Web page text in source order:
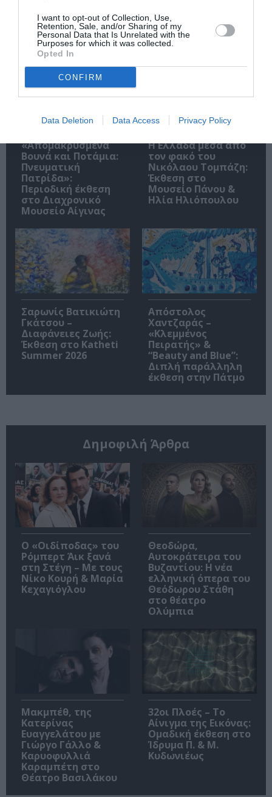
I want to opt-out of Collection, Use,
Retention, Sale, and/or Sharing of my
Personal Data that Is Unrelated with the
Purposes for which it was collected.
Opted In
CONFIRM
Data Deletion Data Access Privacy Policy
Σχετικά Άρθρα
«Απομακρυσμένα
Βουνά και Ποτάμια:
Πνευματική
Πατρίδα»:
Περιοδική έκθεση
στο Διαχρονικό
Μουσείο Αίγινας
Η Ελλάδα μέσα από
τον φακό του
Νικόλαου Τομπάζη:
Έκθεση στο
Μουσείο Πάνου &
Ηλία Ηλιόπουλου
Σαρωνίς Βατικιώτη
Γκάτσου –
Διαφάνειες Ζωής:
Έκθεση στο Katheti
Summer 2026
Απόστολος
Χαντζαράς –
«Κλεμμένος
Πειρατής» &
“Beauty and Blue”:
Διπλή παράλληλη
έκθεση στην Πάτμο
Δημοφιλή Άρθρα
O «Οιδίποδας» του
Ρόμπερτ Άικ ξανά
στη Στέγη – Με τους
Νίκο Κουρή & Μαρία
Κεχαγιόγλου
Θεοδώρα,
Αυτοκράτειρα του
Βυζαντίου: Η νέα
ελληνική όπερα του
Θεόδωρου Στάθη
στο θέατρο
Ολύμπια
Μακμπέθ, της
Κατερίνας
Ευαγγελάτου με
Γιώργο Γάλλο &
Καρυοφυλλιά
Καραμπέτη στο
Θέατρο Βασιλάκου
32οι Πλοές – Το
Αίνιγμα της Εικόνας:
Ομαδική έκθεση στο
Ίδρυμα Π. & Μ.
Κυδωνιέως